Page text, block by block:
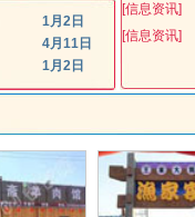
南二路
红屋牛排
好邻居、鸡、鱼味道菜
环卫火锅鱼
红火烧烤
黄河口镇黄河口生态苑
1月2日
4月11日
1月2日
[信息资讯]
[信息资讯]